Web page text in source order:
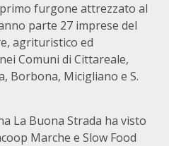
furgone attrezzato al
parte 27 imprese del
agrituristico ed
Comuni di Cittareale,
Borbona, Micigliano e S.
La Buona Strada ha visto
Marche e Slow Food